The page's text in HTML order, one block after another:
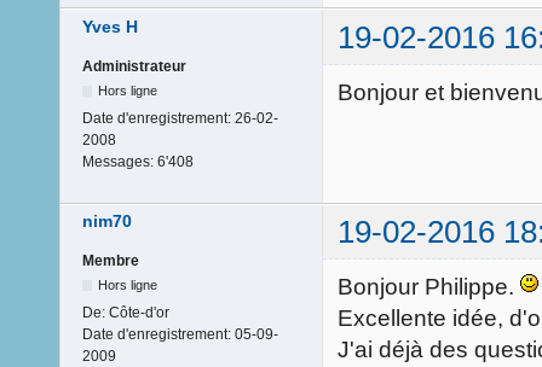
Yves H 19-02-2016
Administrateur
Hors ligne
Date d'enregistrement: 26-02-
2008
Messages: 6'408
Bonjour et
nim70 19-02-2016
Membre
Hors ligne
De: Côte-d'or
Date d'enregistrement: 05-09-
2009
Bonjour Philippe.
Excellente idée,
J'ai déjà des